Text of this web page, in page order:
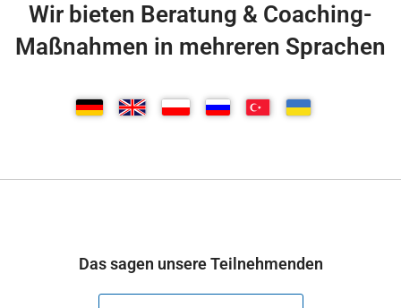
Wir bieten Beratung & Coaching-
Maßnahmen in mehreren Sprachen
Das sagen unsere Teilnehmenden